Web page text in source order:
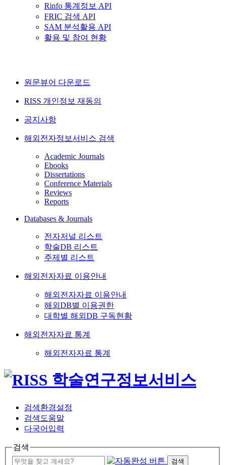
Rinfo 통계정보 API
FRIC 검색 API
SAM 분석활용 API
활용 및 참여 현황
원문뷰어 다운로드
RISS 개인정보 재동의
공지사항
해외전자정보서비스 검색
Academic Journals
Ebooks
Dissertations
Conference Materials
Reviews
Reports
Databases & Journals
전자저널 리스트
학술DB 리스트
주제별 리스트
해외전자자료 이용안내
해외전자자료 이용안내
해외DB별 이용권한
대학별 해외DB 구독현황
해외전자자료 통계
해외전자자료 통계
검색환경설정
검색도움말
다국어입력
검색
검색